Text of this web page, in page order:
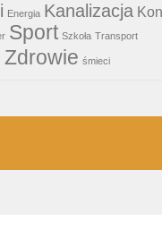
Energia Kanalizacja
Sport Szkoła Transport
Zdrowie śmieci